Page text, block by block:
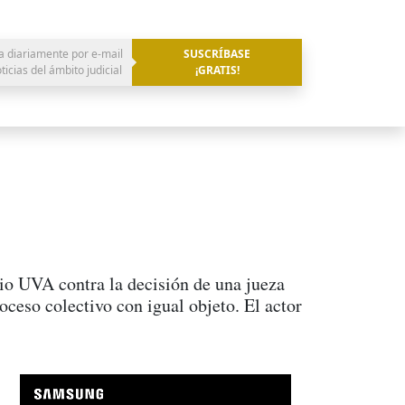
diariamente por e-mail
del ámbito judicial
SUSCRÍBASE
¡GRATIS!
UVA contra la decisión de una jueza
colectivo con igual objeto. El actor